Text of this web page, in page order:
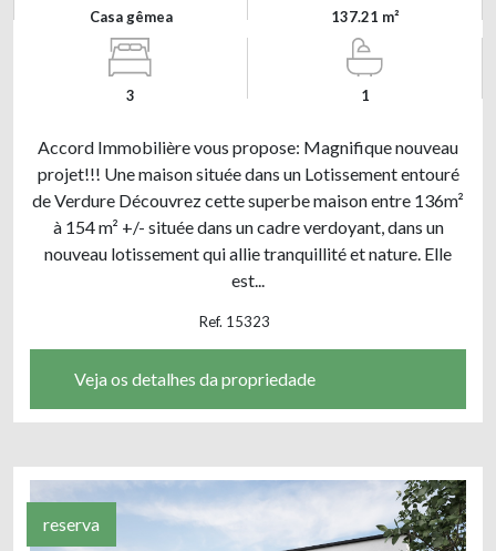
Casa gêmea 137.21 m²
3 1
Accord Immobilière vous propose: Magnifique nouveau
projet!!! Une maison située dans un Lotissement entouré
de Verdure Découvrez cette superbe maison entre 136m²
à 154 m² +/- située dans un cadre verdoyant, dans un
nouveau lotissement qui allie tranquillité et nature. Elle
est...
Ref. 15323
Veja os detalhes da propriedade
reserva